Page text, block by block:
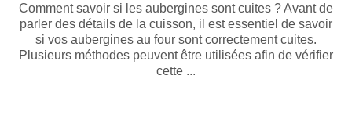
Comment savoir si les aubergines sont cuites ? Avant de
parler des détails de la cuisson, il est essentiel de savoir
si vos aubergines au four sont correctement cuites.
Plusieurs méthodes peuvent être utilisées afin de vérifier
cette ...